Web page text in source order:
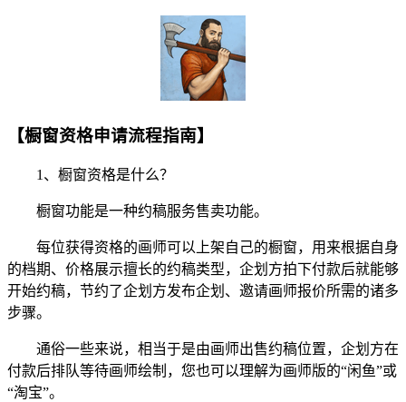
【橱窗资格申请流程指南】
1、橱窗资格是什么？
橱窗功能是一种约稿服务售卖功能。
每位获得资格的画师可以上架自己的橱窗，用来根据自身
的档期、价格展示擅长的约稿类型，企划方拍下付款后就能够
开始约稿，节约了企划方发布企划、邀请画师报价所需的诸多
步骤。
通俗一些来说，相当于是由画师出售约稿位置，企划方在
付款后排队等待画师绘制，您也可以理解为画师版的“闲鱼”或
“淘宝”。